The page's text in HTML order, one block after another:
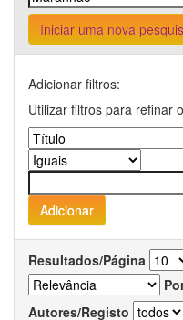
Iniciar uma nova
Adicionar filtros:
Utilizar filtros para refinar
Resultados/Página
Autores/Registo